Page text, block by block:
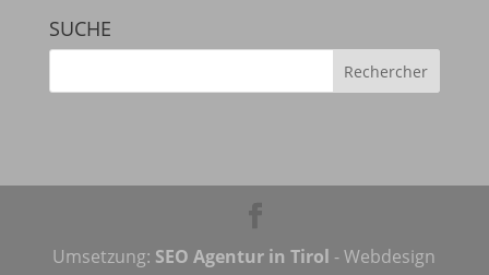
SUCHE
Umsetzung: SEO Agentur in Tirol - Webdesign